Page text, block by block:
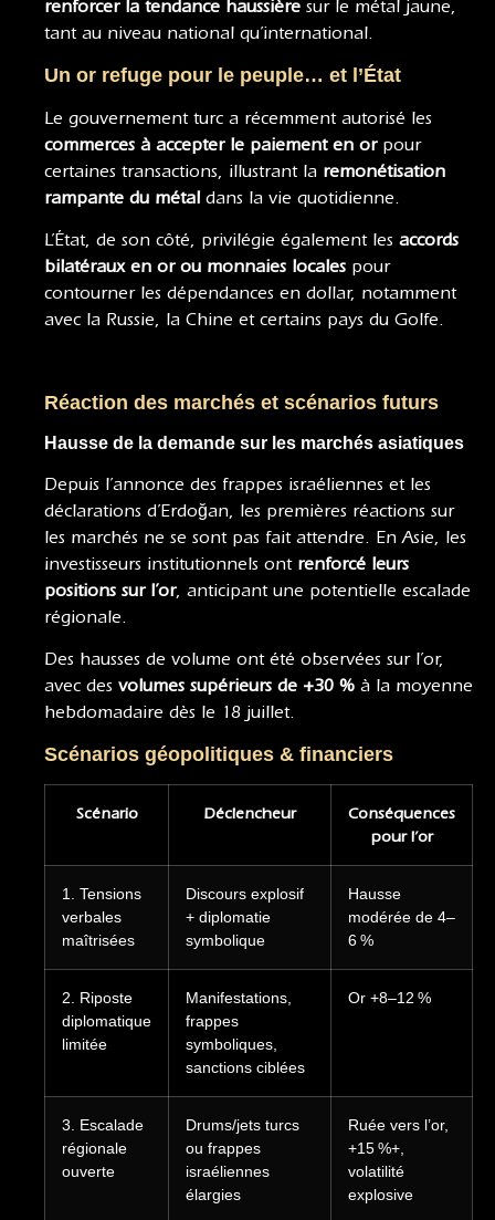
renforcer la tendance haussière sur le métal jaune,
tant au niveau national qu’international.
Un or refuge pour le peuple… et l’État
Le gouvernement turc a récemment autorisé les
commerces à accepter le paiement en orpour
certaines transactions, illustrant la remonétisation
rampante du métal dans la vie quotidienne.
L’État, de son côté, privilégie également les accords
bilatéraux en or ou monnaies locales pour
contourner les dépendances en dollar, notamment
avec la Russie, la Chine et certains pays du Golfe.
Réaction des marchés et scénarios futurs
Hausse de la demande sur les marchés asiatiques
Depuis l’annonce des frappes israéliennes et les
déclarations d’Erdoğan, les premières réactions sur
les marchés ne se sont pas fait attendre. En Asie, les
investisseurs institutionnels ont renforcé leurs
positions sur l’or, anticipant une potentielle escalade
régionale.
Des hausses de volume ont été observées sur l’or,
avec des volumes supérieurs de +30 % à la moyenne
hebdomadaire dès le 18 juillet.
Scénarios géopolitiques & financiers
Scénario Déclencheur
Conséquences
pour l’or
1. Tensions
verbales
maîtrisées
Discours explosif
+ diplomatie
symbolique
Hausse
modérée de 4–
6 %
2. Riposte
diplomatique
limitée
Manifestations,
frappes
symboliques,
sanctions ciblées
Or +8–12 %
3. Escalade
régionale
ouverte
Drums/jets turcs
ou frappes
israéliennes
élargies
Ruée vers l’or,
+15 %+,
volatilité
explosive